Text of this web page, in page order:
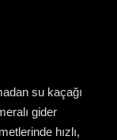
su kaçağı
gider
hızlı,